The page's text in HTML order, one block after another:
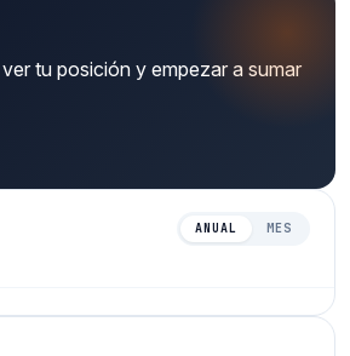
tu posición y empezar a sumar
ANUAL MES